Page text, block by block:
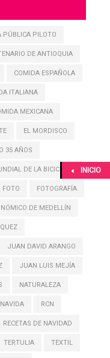
PÚBLICA PILOTO
DE ANTIOQUIA
COMIDA ESPAÑOLA
ITALIANA
MEXICANA
EL MORDISCO
35 AÑOS
DE LA BICICLETA
FOTO FOTOGRAFÍA
DE MEDELLÍN
JUAN DAVID ARANGO
JUAN LUIS MEJÍA
NATURALEZA
NAVIDA RCN
RECETAS DE NAVIDAD
TERTULIA TEXTIL
INICIO